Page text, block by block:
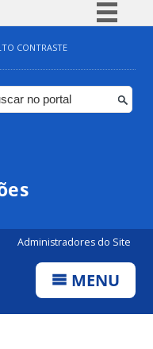
Simplifique!
Comunica BR
Participe
CONTRASTE
Administradores do Site
MENU